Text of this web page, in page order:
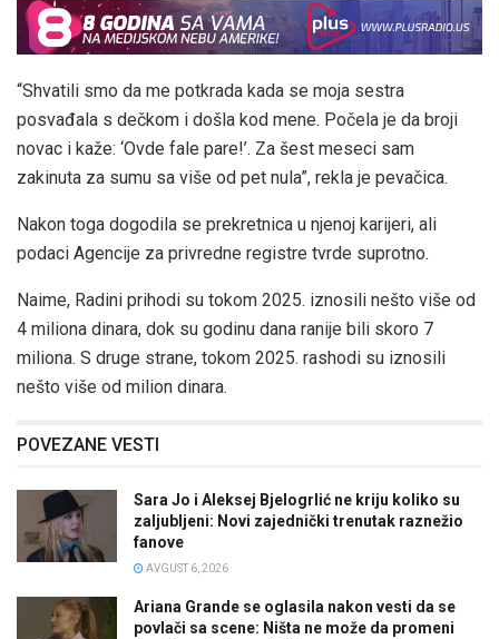
“Shvatili smo da me potkrada kada se moja sestra
posvađala s dečkom i došla kod mene. Počela je da broji
novac i kaže: ‘Ovde fale pare!’. Za šest meseci sam
zakinuta za sumu sa više od pet nula”, rekla je pevačica.
Nakon toga dogodila se prekretnica u njenoj karijeri, ali
podaci Agencije za privredne registre tvrde suprotno.
Naime, Radini prihodi su tokom 2025. iznosili nešto više od
4 miliona dinara, dok su godinu dana ranije bili skoro 7
miliona. S druge strane, tokom 2025. rashodi su iznosili
nešto više od milion dinara.
POVEZANE VESTI
Sara Jo i Aleksej Bjelogrlić ne kriju koliko su
zaljubljeni: Novi zajednički trenutak raznežio
fanove
AVGUST 6, 2026
Ariana Grande se oglasila nakon vesti da se
povlači sa scene: Ništa ne može da promeni